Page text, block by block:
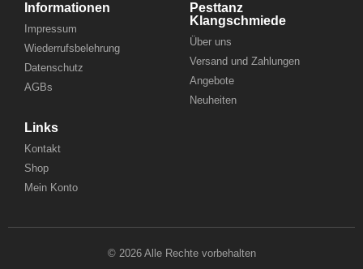
Informationen
Impressum
Wiederrufsbelehrung
Datenschutz
AGBs
Pesttanz
Klangschmiede
Über uns
Versand und Zahlungen
Angebote
Neuheiten
Links
Kontakt
Shop
Mein Konto
© 2026 Alle Rechte vorbehalten